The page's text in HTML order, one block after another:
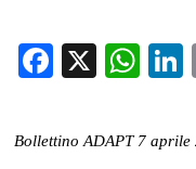
X
Bollettino ADAPT 7 aprile